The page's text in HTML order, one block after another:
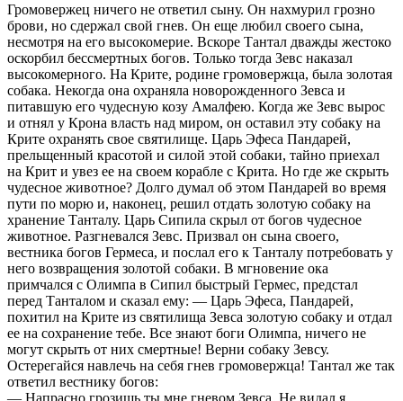
Громовержец ничего не ответил сыну. Он нахмурил грозно
брови, но сдержал свой гнев. Он еще любил своего сына,
несмотря на его высокомерие. Вскоре Тантал дважды жестоко
оскорбил бессмертных богов. Только тогда Зевс наказал
высокомерного. На Крите, родине громовержца, была золотая
собака. Некогда она охраняла новорожденного Зевса и
питавшую его чудесную козу Амалфею. Когда же Зевс вырос
и отнял у Крона власть над миром, он оставил эту собаку на
Крите охранять свое святилище. Царь Эфеса Пандарей,
прельщенный красотой и силой этой собаки, тайно приехал
на Крит и увез ее на своем корабле с Крита. Но где же скрыть
чудесное животное? Долго думал об этом Пандарей во время
пути по морю и, наконец, решил отдать золотую собаку на
хранение Танталу. Царь Сипила скрыл от богов чудесное
животное. Разгневался Зевс. Призвал он сына своего,
вестника богов Гермеса, и послал его к Танталу потребовать у
него возвращения золотой собаки. В мгновение ока
примчался с Олимпа в Сипил быстрый Гермес, предстал
перед Танталом и сказал ему: — Царь Эфеса, Пандарей,
похитил на Крите из святилища Зевса золотую собаку и отдал
ее на сохранение тебе. Все знают боги Олимпа, ничего не
могут скрыть от них смертные! Верни собаку Зевсу.
Остерегайся навлечь на себя гнев громовержца! Тантал же так
ответил вестнику богов:
— Напрасно грозишь ты мне гневом Зевса. Не видал я